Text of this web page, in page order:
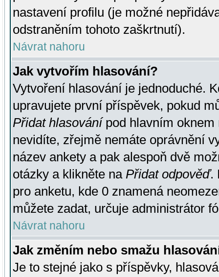
nastavení profilu (je možné
odstraněním tohoto zaškrtnutí).
Návrat nahoru
Jak vytvořím hlasování?
Vytvoření hlasování je jednoduché.
upravujete první příspěvek, pokud
Přidat hlasovánípod hlavním oknem
nevidíte, zřejmě nemáte oprávnění
název ankety a pak alespoň dvě
otázky a klikněte na Přidat odpověď.
pro anketu, kde 0 znamená
můžete zadat, určuje administrátor
Návrat nahoru
Jak změním nebo smažu
Je to stejné jako s příspěvky,